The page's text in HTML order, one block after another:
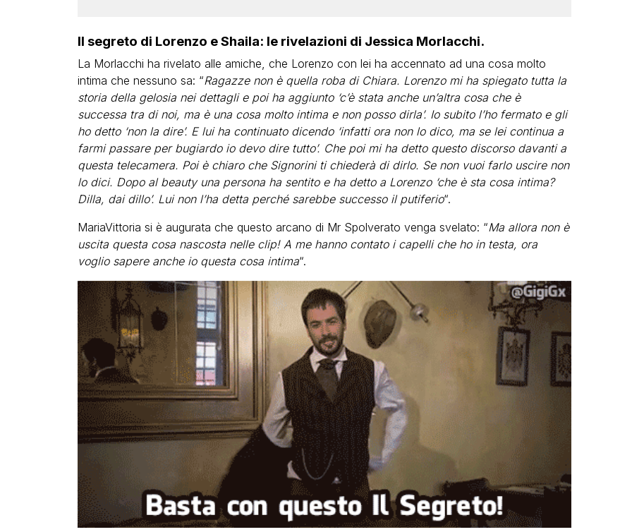
Il segreto di Lorenzo e Shaila: le rivelazioni di Jessica Morlacchi.
La Morlacchi ha rivelato alle amiche, che Lorenzo con lei ha accennato ad una cosa molto
intima che nessuno sa: “Ragazze non è quella roba di Chiara. Lorenzo mi ha spiegato tutta la
storia della gelosia nei dettagli e poi ha aggiunto ‘c’è stata anche un’altra cosa che è
successa tra di noi, ma è una cosa molto intima e non posso dirla’. Io subito l’ho fermato e gli
ho detto ‘non la dire’. E lui ha continuato dicendo ‘infatti ora non lo dico, ma se lei continua a
farmi passare per bugiardo io devo dire tutto’. Che poi mi ha detto questo discorso davanti a
questa telecamera. Poi è chiaro che Signorini ti chiederà di dirlo. Se non vuoi farlo uscire non
lo dici. Dopo al beauty una persona ha sentito e ha detto a Lorenzo ‘che è sta cosa intima?
Dilla, dai dillo’. Lui non l’ha detta perché sarebbe successo il putiferio“.
MariaVittoria si è augurata che questo arcano di Mr Spolverato venga svelato: “Ma allora non è
uscita questa cosa nascosta nelle clip! A me hanno contato i capelli che ho in testa, ora
voglio sapere anche io questa cosa intima“.